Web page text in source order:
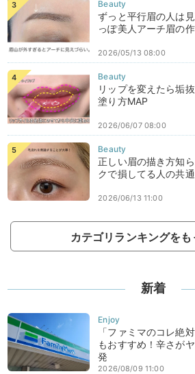
ずっと平行眉の人は
っぽ美人アーチ眉の
2026/05/13 08:00
リップを変えたら垢
塗り方MAP
2026/06/07 08:00
正しい眉の描き方知
クで損してる人の共
2026/06/13 11:00
カテゴリランキングをも
新着
「ファミマのコレ絶
もおすすめ！辛さが
発
2026/08/09 11:00